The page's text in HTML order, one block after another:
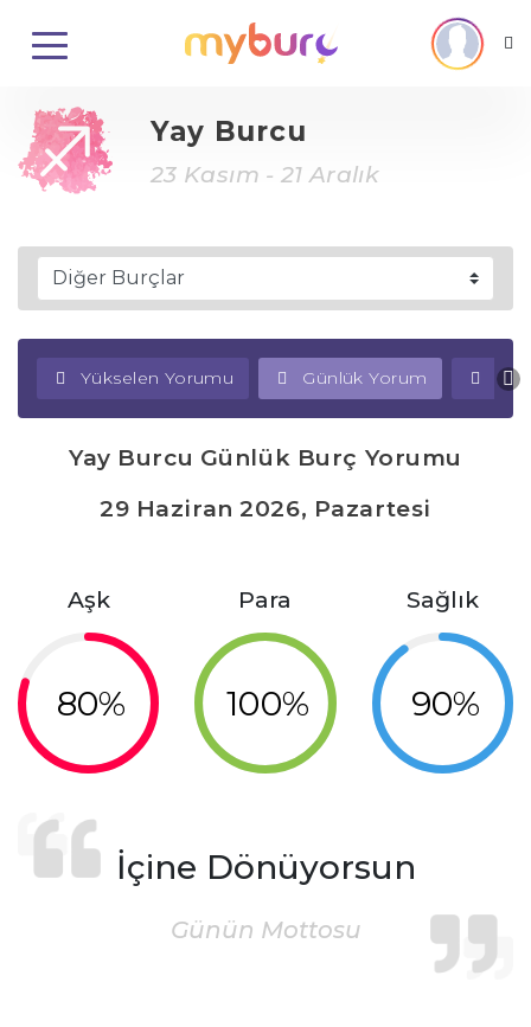
Yay Burcu
23 Kasım - 21 Aralık
Yükselen Yorumu Günlük Yorum
Yay Burcu Günlük Burç Yorumu
29 Haziran 2026, Pazartesi
Aşk
80%
Para
100%
Sağlık
90%
İçine Dönüyorsun
Günün Mottosu